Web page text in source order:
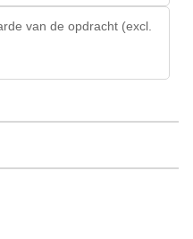
van de opdracht (excl.